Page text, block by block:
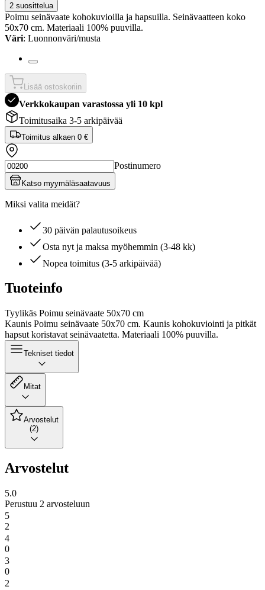
2 suosittelua
Poimu seinävaate kohokuvioilla ja hapsuilla. Seinävaatteen koko
50x70 cm. Materiaali 100% puuvilla.
Väri: Luonnonväri/musta
Lisää ostoskoriin
Verkkokaupan varastossa yli 10 kpl
Toimitusaika 3-5 arkipäivää
Toimitus alkaen 0 €
Postinumero
Katso myymäläsaatavuus
Miksi valita meidät?
30 päivän palautusoikeus
Osta nyt ja maksa myöhemmin (3-48 kk)
Nopea toimitus (3-5 arkipäivää)
Tuoteinfo
Tyylikäs Poimu seinävaate 50x70 cm
Kaunis Poimu seinävaate 50x70 cm. Kaunis kohokuviointi ja pitkät
hapsut koristavat seinävaatetta. Materiaali 100% puuvilla.
Tekniset tiedot
Mitat
Arvostelut
(2)
Arvostelut
5.0
Perustuu 2 arvosteluun
5
2
4
0
3
0
2